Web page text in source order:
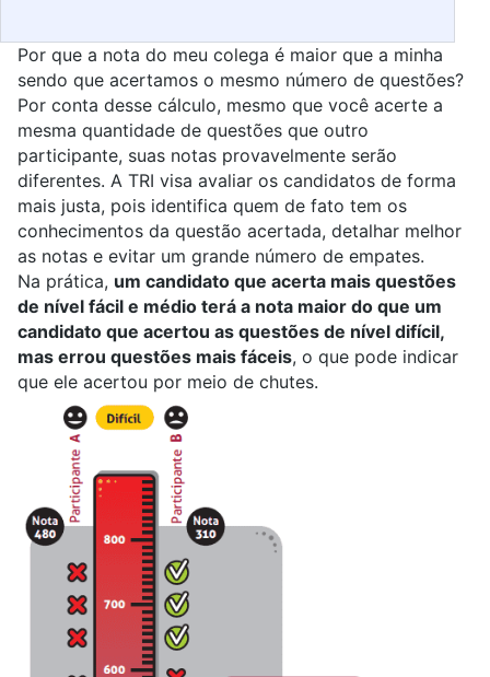
Por que a nota do meu colega é maior que a minha
sendo que acertamos o mesmo número de questões?
Por conta desse cálculo, mesmo que você acerte a
mesma quantidade de questões que outro
participante, suas notas provavelmente serão
diferentes. A TRI visa avaliar os candidatos de forma
mais justa, pois identifica quem de fato tem os
conhecimentos da questão acertada, detalhar melhor
as notas e evitar um grande número de empates.
Na prática, um candidato que acerta mais questões
de nível fácil e médio terá a nota maior do que um
candidato que acertou as questões de nível difícil,
mas errou questões mais fáceis, o que pode indicar
que ele acertou por meio de chutes.